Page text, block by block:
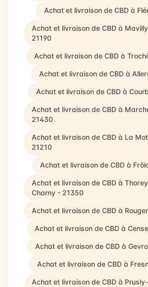
Achat et livraison de CBD à
Achat et livraison de CBD à
21190
Achat et livraison de CBD à
Achat et livraison de CBD à
Achat et livraison de CBD à
Achat et livraison de CBD à
21430
Achat et livraison de CBD à La
21210
Achat et livraison de CBD à
Achat et livraison de CBD à
Charny - 21350
Achat et livraison de CBD à
Achat et livraison de CBD à
Achat et livraison de CBD à
Achat et livraison de CBD à
Achat et livraison de CBD à